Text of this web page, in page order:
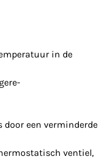
in de
door een verminderde
ventiel,